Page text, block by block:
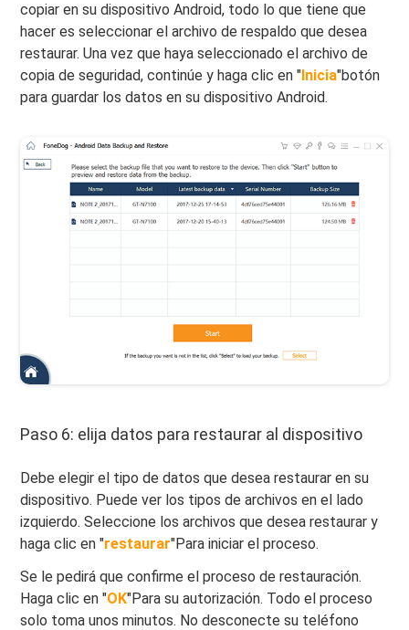
copiar en su dispositivo Android, todo lo que tiene que
hacer es seleccionar el archivo de respaldo que desea
restaurar. Una vez que haya seleccionado el archivo de
copia de seguridad, continúe y haga clic en " Inicia"botón
para guardar los datos en su dispositivo Android.
Paso 6: elija datos para restaurar al dispositivo
Debe elegir el tipo de datos que desea restaurar en su
dispositivo. Puede ver los tipos de archivos en el lado
izquierdo. Seleccione los archivos que desea restaurar y
haga clic en "restaurar"Para iniciar el proceso.
Se le pedirá que confirme el proceso de restauración.
Haga clic en "OK"Para su autorización. Todo el proceso
solo toma unos minutos. No desconecte su teléfono